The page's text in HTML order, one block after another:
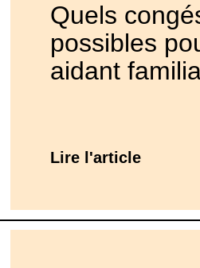
Quels
possibles
aidant
Lire l'article